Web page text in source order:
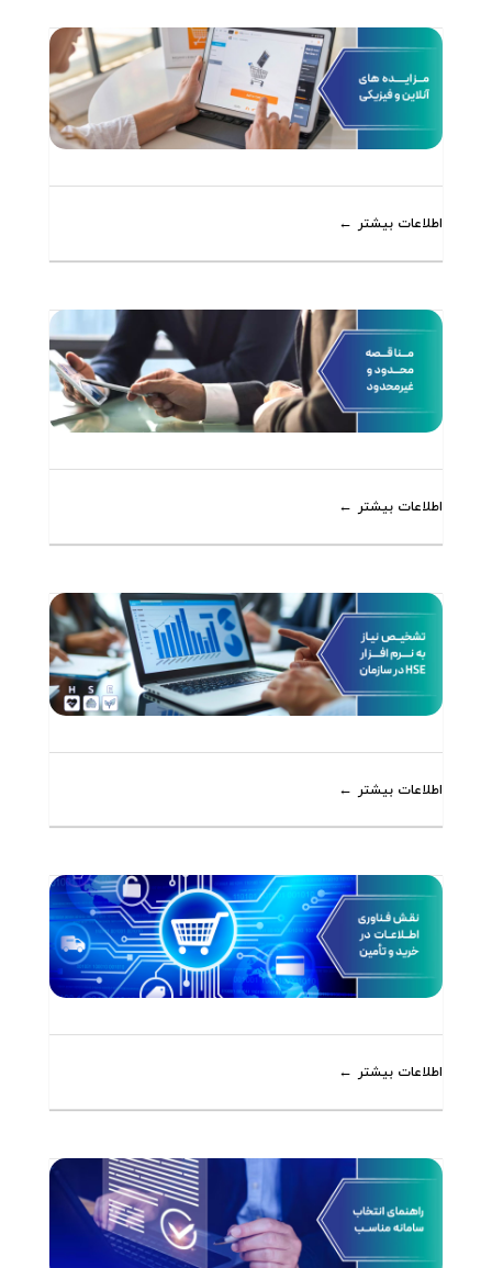
اطلاعات بیشتر
اطلاعات بیشتر
اطلاعات بیشتر
اطلاعات بیشتر